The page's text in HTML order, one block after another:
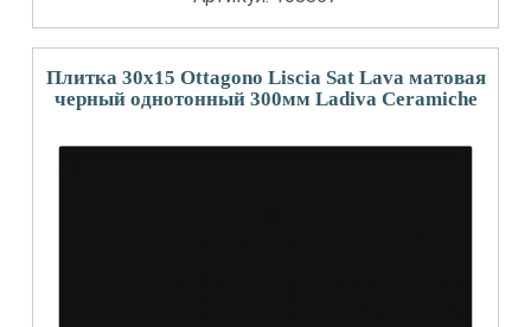
Плитка 30x15 Ottagono Liscia Sat Lava матовая
черный однотонный 300мм Ladiva Сeramiche